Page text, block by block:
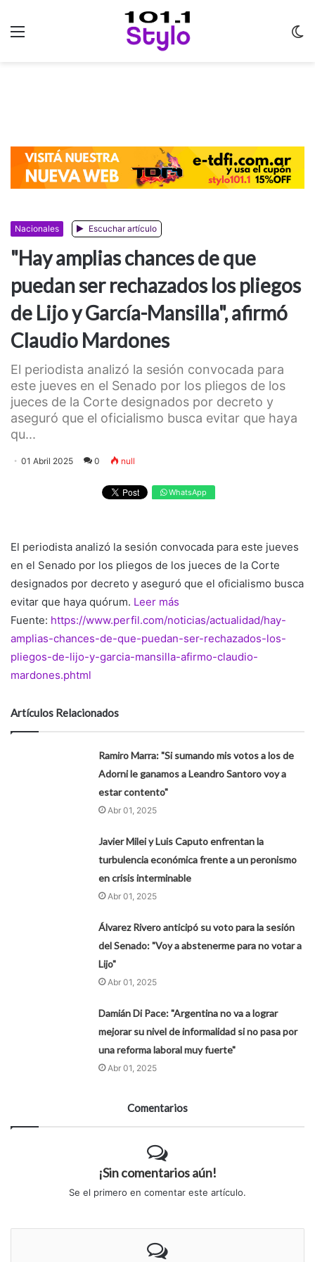
Nacionales Escuchar artículo
"Hay amplias chances de que
puedan ser rechazados los pliegos
de Lijo y García-Mansilla", afirmó
Claudio Mardones
El periodista analizó la sesión convocada para
este jueves en el Senado por los pliegos de los
jueces de la Corte designados por decreto y
aseguró que el oficialismo busca evitar que haya
qu...
01 Abril 2025 0 null
WhatsApp
El periodista analizó la sesión convocada para este jueves
en el Senado por los pliegos de los jueces de la Corte
designados por decreto y aseguró que el oficialismo busca
evitar que haya quórum. Leer más
Fuente: https://www.perfil.com/noticias/actualidad/hay-
amplias-chances-de-que-puedan-ser-rechazados-los-
pliegos-de-lijo-y-garcia-mansilla-afirmo-claudio-
mardones.phtml
Artículos Relacionados
Ramiro Marra: "Si sumando mis votos a los de
Adorni le ganamos a Leandro Santoro voy a
estar contento"
Abr 01, 2025
Javier Milei y Luis Caputo enfrentan la
turbulencia económica frente a un peronismo
en crisis interminable
Abr 01, 2025
Álvarez Rivero anticipó su voto para la sesión
del Senado: "Voy a abstenerme para no votar a
Lijo"
Abr 01, 2025
Damián Di Pace: "Argentina no va a lograr
mejorar su nivel de informalidad si no pasa por
una reforma laboral muy fuerte"
Abr 01, 2025
Comentarios
¡Sin comentarios aún!
Se el primero en comentar este artículo.